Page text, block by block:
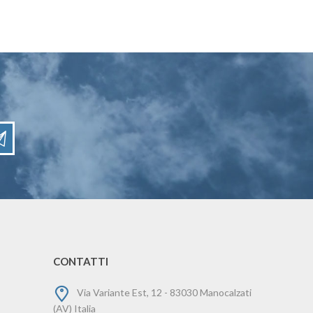
CONTATTI
Via Variante Est, 12 - 83030 Manocalzati
(AV) Italia